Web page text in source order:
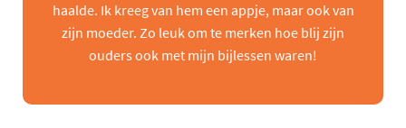
haalde. Ik kreeg van hem een appje, maar ook van
zijn moeder. Zo leuk om te merken hoe blij zijn
ouders ook met mijn bijlessen waren!